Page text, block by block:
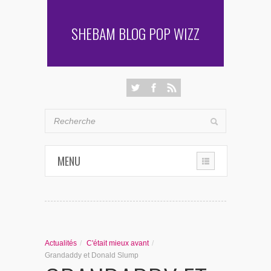
SHEBAM BLOG POP WIZZ
MENU
PENSÉES & AUTRES AVENTURES
Actualités / C'était mieux avant /
Grandaddy et Donald Slump